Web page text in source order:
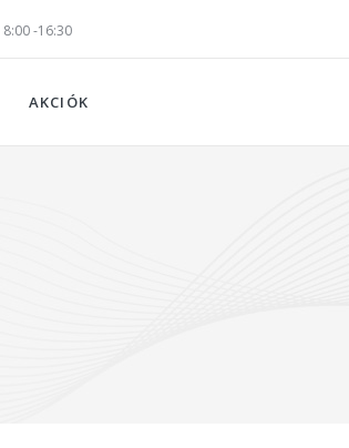
8:00 -16:30
AKCIÓK